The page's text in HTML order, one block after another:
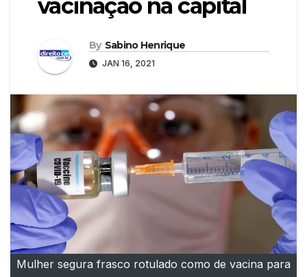
vacinação na capital
By Sabino Henrique
JAN 16, 2021
Mulher segura frasco rotulado como de vacina para